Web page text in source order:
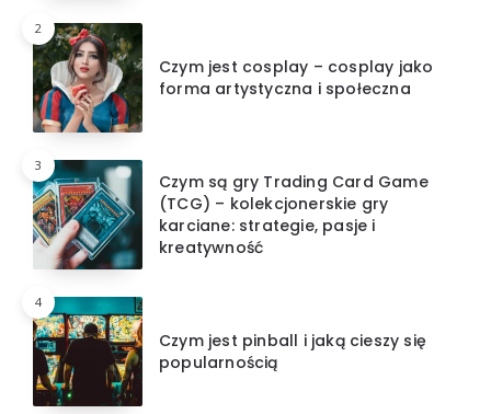
2
Czym jest cosplay – cosplay jako
forma artystyczna i społeczna
3
Czym są gry Trading Card Game
(TCG) – kolekcjonerskie gry
karciane: strategie, pasje i
kreatywność
4
Czym jest pinball i jaką cieszy się
popularnością